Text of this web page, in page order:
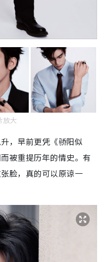
放大
，早前更凭《骄阳似
被重提历年的情史。有
脸，真的可以原谅一